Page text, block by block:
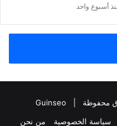
أسبوع واحد
Guinseo
سياسة الخصوصية من نحن